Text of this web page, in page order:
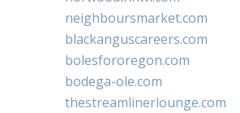
neighboursmarket.com
blackanguscareers.com
bolesfororegon.com
bodega-ole.com
thestreamlinerlounge.com